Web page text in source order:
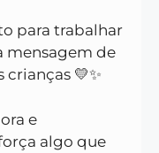
para trabalhar
mensagem de
💛✨
e
algo que